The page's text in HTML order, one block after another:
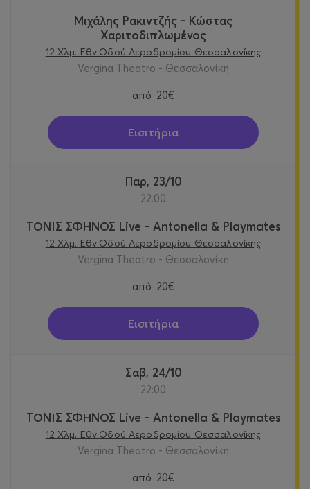
Μιχάλης Ρακιντζής - Κώστας
Χαριτοδιπλωμένος
12 Χλμ. Εθν.Οδού Αεροδρομίου Θεσσαλονίκης
Vergina Theatro - Θεσσαλονίκη
από 20€
Εισιτήρια
Παρ, 23/10
22:00
ΤΟΝΙΣ ΣΦΗΝΟΣ Live - Antonella & Playmates
12 Χλμ. Εθν.Οδού Αεροδρομίου Θεσσαλονίκης
Vergina Theatro - Θεσσαλονίκη
από 20€
Εισιτήρια
Σαβ, 24/10
22:00
ΤΟΝΙΣ ΣΦΗΝΟΣ Live - Antonella & Playmates
12 Χλμ. Εθν.Οδού Αεροδρομίου Θεσσαλονίκης
Vergina Theatro - Θεσσαλονίκη
από 20€